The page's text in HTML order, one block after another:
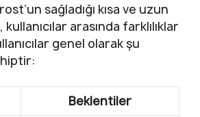
sağladığı kısa ve uzun
arasında farklılıklar
genel olarak şu
Beklentiler